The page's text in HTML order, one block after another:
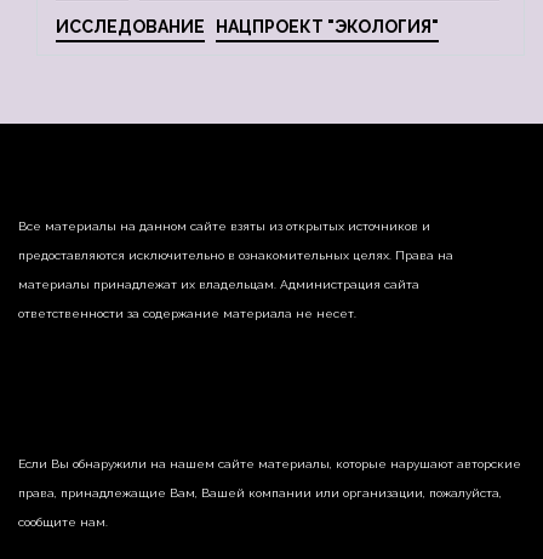
ИССЛЕДОВАНИЕ НАЦПРОЕКТ "ЭКОЛОГИЯ"
Все материалы на данном сайте взяты из открытых источников и
предоставляются исключительно в ознакомительных целях. Права на
материалы принадлежат их владельцам. Администрация сайта
ответственности за содержание материала не несет.
Если Вы обнаружили на нашем сайте материалы, которые нарушают авторские
права, принадлежащие Вам, Вашей компании или организации, пожалуйста,
сообщите нам.